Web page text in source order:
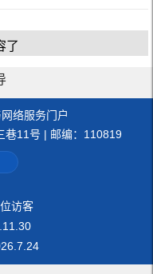
了
络服务门户
巷11号 | 邮编：110819
位访客
11 30
7 24